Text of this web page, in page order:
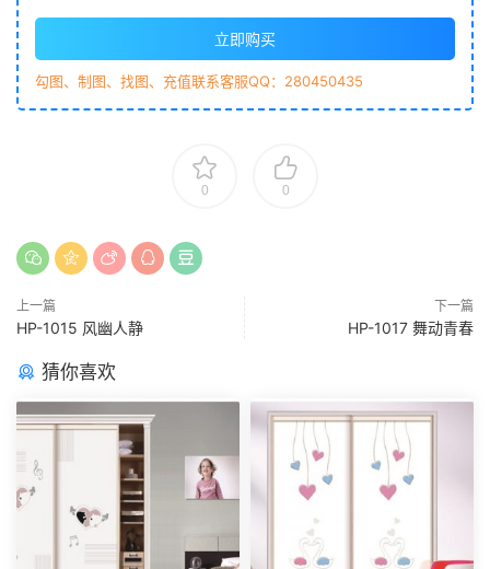
立即购买
勾图、制图、找图、充值联系客服QQ：280450435
0 0
上一篇
HP-1015 风幽人静
下一篇
HP-1017 舞动青春
猜你喜欢